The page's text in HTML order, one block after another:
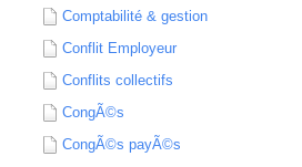
Comptabilité & gestion
Conflit Employeur
Conflits collectifs
CongÃ©s
CongÃ©s payÃ©s